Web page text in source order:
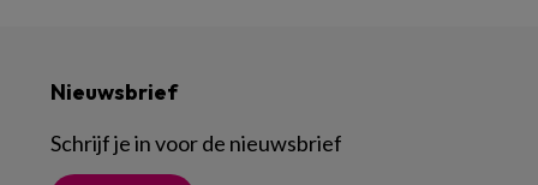
Nieuwsbrief
Schrijf je in voor de nieuwsbrief